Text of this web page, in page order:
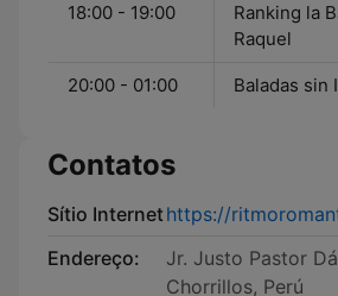
18:00 - 19:00
Ranking la
Raquel
20:00 - 01:00 Baladas sin
Contatos
Sítio Internethttps://
Endereço:
Jr. Justo Pastor
Chorrillos, Perú